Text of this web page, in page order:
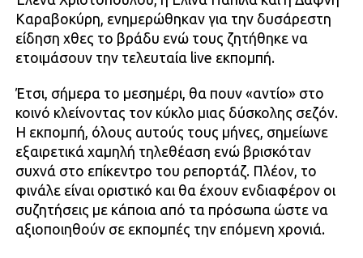
Καραβοκύρη, ενημερώθηκαν για την δυσάρεστη
είδηση χθες το βράδυ ενώ τους ζητήθηκε να
ετοιμάσουν την τελευταία live εκπομπή.
Έτσι, σήμερα το μεσημέρι, θα πουν «αντίο» στο
κοινό κλείνοντας τον κύκλο μιας δύσκολης σεζόν.
Η εκπομπή, όλους αυτούς τους μήνες, σημείωνε
εξαιρετικά χαμηλή τηλεθέαση ενώ βρισκόταν
συχνά στο επίκεντρο του ρεπορτάζ. Πλέον, το
φινάλε είναι οριστικό και θα έχουν ενδιαφέρον οι
συζητήσεις με κάποια από τα πρόσωπα ώστε να
αξιοποιηθούν σε εκπομπές την επόμενη χρονιά.